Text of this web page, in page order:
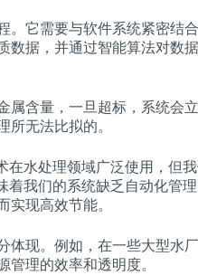
它需要与软件系统紧密结
据，并通过智能算法对数
含量，一旦超标，系统会
所无法比拟的。
水处理领域广泛使用，但
我们的系统缺乏自动化管
实现高效节能。
体现。例如，在一些大型水
管理的效率和透明度。